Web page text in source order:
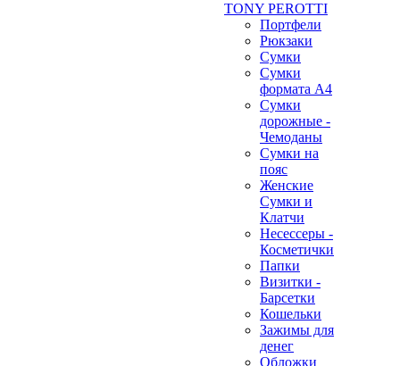
TONY PEROTTI
Портфели
Рюкзаки
Сумки
Сумки
формата А4
Сумки
дорожные -
Чемоданы
Сумки на
пояс
Женские
Сумки и
Клатчи
Несессеры -
Косметички
Папки
Визитки -
Барсетки
Кошельки
Зажимы для
денег
Обложки